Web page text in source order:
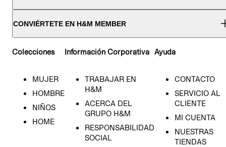
CONVIÉRTETE EN H&M MEMBER
Colecciones
MUJER
HOMBRE
NIÑOS
HOME
Información Corporativa
TRABAJAR EN
H&M
ACERCA DEL
GRUPO H&M
RESPONSABILIDAD
SOCIAL
Ayuda
CONTACTO
SERVICIO AL
CLIENTE
MI CUENTA
NUESTRAS
TIENDAS